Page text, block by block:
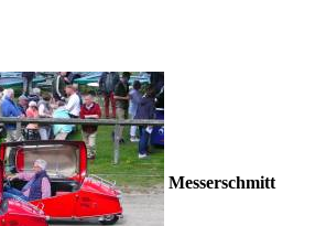
Messerschmitt